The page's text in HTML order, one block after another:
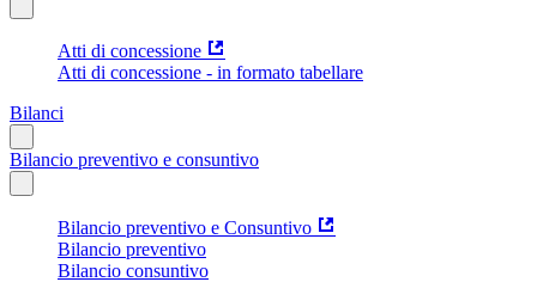
Atti di concessione
Atti di concessione - in formato tabellare
Bilanci
Bilancio preventivo e consuntivo
Bilancio preventivo e Consuntivo
Bilancio preventivo
Bilancio consuntivo